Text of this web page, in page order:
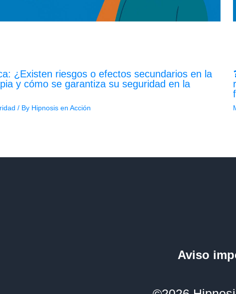
¿Existen riesgos o efectos secundarios en la
y cómo se garantiza su seguridad en la
/ By Hipnosis en Acción
Aviso